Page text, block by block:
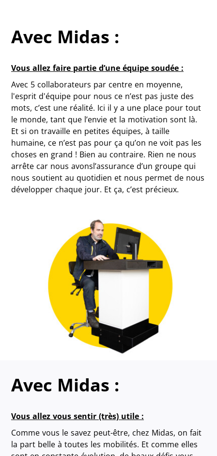
Avec Midas :
Vous allez faire partie d’une équipe soudée :
Avec 5 collaborateurs par centre en moyenne,
l'esprit d'équipe pour nous ce n’est pas juste des
mots, c’est une réalité. Ici il y a une place pour tout
le monde, tant que l’envie et la motivation sont là.
Et si on travaille en petites équipes, à taille
humaine, ce n’est pas pour ça qu’on ne voit pas les
choses en grand ! Bien au contraire. Rien ne nous
arrête car nous avonsl’assurance d’un groupe qui
nous soutient au quotidien et nous permet de nous
développer chaque jour. Et ça, c’est précieux.
Avec Midas :
Vous allez vous sentir (très) utile :
Comme vous le savez peut-être, chez Midas, on fait
la part belle à toutes les mobilités. Et comme elles